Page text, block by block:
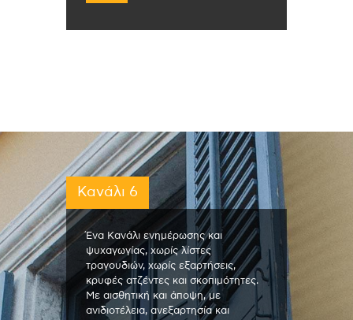
Κανάλι 6
Ένα Κανάλι ενημέρωσης και
ψυχαγωγίας, χωρίς λίστες
τραγουδιών, χωρίς εξαρτήσεις,
κρυφές ατζέντες και σκοπιμότητες.
Με αισθητική και άποψη, με
ανιδιοτέλεια, ανεξαρτησία και